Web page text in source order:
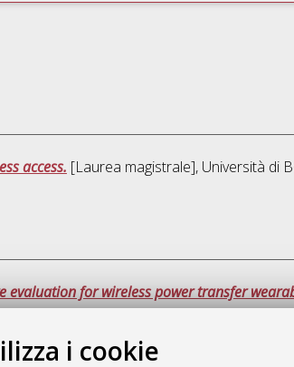
i cookie
access. [Laurea magistrale], Università di
for wireless power transfer
Questa lista e' stata